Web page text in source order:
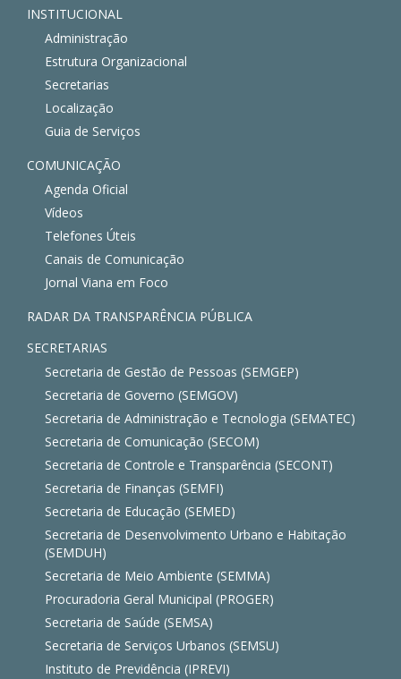
INSTITUCIONAL
Administração
Estrutura Organizacional
Secretarias
Localização
Guia de Serviços
COMUNICAÇÃO
Agenda Oficial
Vídeos
Telefones Úteis
Canais de Comunicação
Jornal Viana em Foco
RADAR DA TRANSPARÊNCIA PÚBLICA
SECRETARIAS
Secretaria de Gestão de Pessoas (SEMGEP)
Secretaria de Governo (SEMGOV)
Secretaria de Administração e Tecnologia (SEMATEC)
Secretaria de Comunicação (SECOM)
Secretaria de Controle e Transparência (SECONT)
Secretaria de Finanças (SEMFI)
Secretaria de Educação (SEMED)
Secretaria de Desenvolvimento Urbano e Habitação
(SEMDUH)
Secretaria de Meio Ambiente (SEMMA)
Procuradoria Geral Municipal (PROGER)
Secretaria de Saúde (SEMSA)
Secretaria de Serviços Urbanos (SEMSU)
Instituto de Previdência (IPREVI)